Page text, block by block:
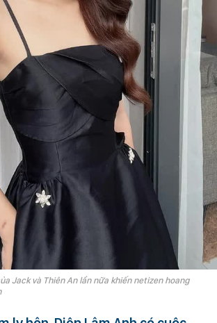
Jack và Thiên An lần nữa khiến netizen hoang